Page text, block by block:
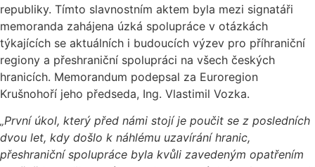
republiky. Tímto slavnostním aktem byla mezi signatáři
memoranda zahájena úzká spolupráce v otázkách
týkajících se aktuálních i budoucích výzev pro příhraniční
regiony a přeshraniční spolupráci na všech českých
hranicích. Memorandum podepsal za Euroregion
Krušnohoří jeho předseda, Ing. Vlastimil Vozka.
„První úkol, který před námi stojí je poučit se z posledních
dvou let, kdy došlo k náhlému uzavírání hranic,
přeshraniční spolupráce byla kvůli zavedeným opatřením